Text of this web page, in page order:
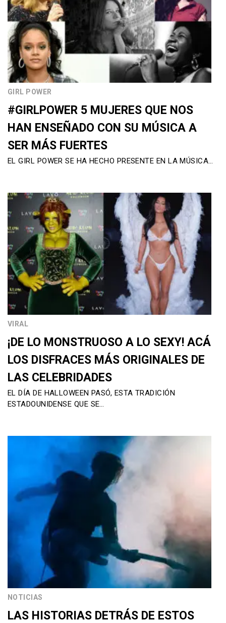
GIRL POWER
#GIRLPOWER 5 MUJERES QUE NOS
HAN ENSEÑADO CON SU MÚSICA A
SER MÁS FUERTES
EL GIRL POWER SE HA HECHO PRESENTE EN LA MÚSICA…
VIRAL
¡DE LO MONSTRUOSO A LO SEXY! ACÁ
LOS DISFRACES MÁS ORIGINALES DE
LAS CELEBRIDADES
EL DÍA DE HALLOWEEN PASÓ, ESTA TRADICIÓN
ESTADOUNIDENSE QUE SE…
NOTICIAS
LAS HISTORIAS DETRÁS DE ESTOS